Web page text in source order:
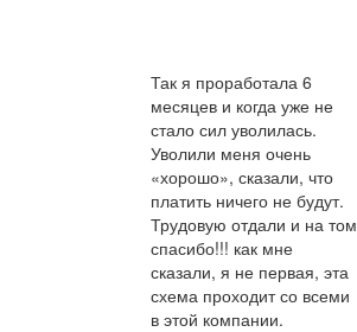
Так я проработала 6
месяцев и когда уже не
стало сил уволилась.
Уволили меня очень
«хорошо», сказали, что
платить ничего не будут.
Трудовую отдали и на том
спасибо!!! как мне
сказали, я не первая, эта
схема проходит со всеми
в этой компании.